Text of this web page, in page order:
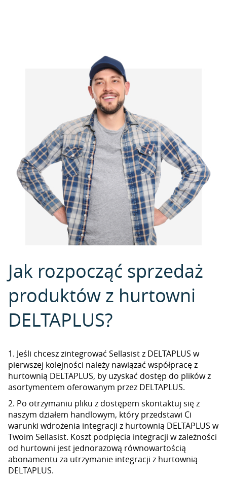
Jak rozpocząć sprzedaż
produktów z hurtowni
DELTAPLUS?
1. Jeśli chcesz zintegrować Sellasist z DELTAPLUS w
pierwszej kolejności należy nawiązać współpracę z
hurtownią DELTAPLUS, by uzyskać dostęp do plików z
asortymentem oferowanym przez DELTAPLUS.
2. Po otrzymaniu pliku z dostępem skontaktuj się z
naszym działem handlowym, który przedstawi Ci
warunki wdrożenia integracji z hurtownią DELTAPLUS w
Twoim Sellasist. Koszt podpięcia integracji w zależności
od hurtowni jest jednorazową równowartością
abonamentu za utrzymanie integracji z hurtownią
DELTAPLUS.